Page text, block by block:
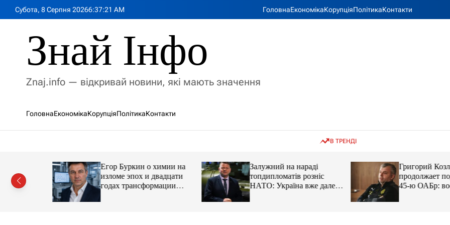
Субота, 8 Серпня 20266:37:23 AM ГоловнаЕкономікаКорупціяПолітикаКонтакти
Знай Інфо
Znaj.info — відкривай новини, які мають значення
ГоловнаЕкономікаКорупціяПолітикаКонтакти
В ТРЕНДІ
із
Егор Буркин о химии на
изломе эпох и двадцати
годах трансформации
Залужний на нараді
топдипломатів розніс
НАТО: Україна вже далеко
попереду
Григорий
продолжает
45-ю ОАБр: